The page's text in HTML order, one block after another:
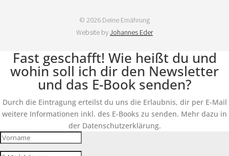
© 2026 Deine Ernährung
Website byJohannes Eder
Fast geschafft! Wie heißt du und
wohin soll ich dir den Newsletter
und das E-Book senden?
Durch die Eintragung erteilst du uns die Erlaubnis, dir per E-Mail
weitere Informationen inkl. des E-Books zu senden. Mehr dazu in
der Datenschutzerklärung.